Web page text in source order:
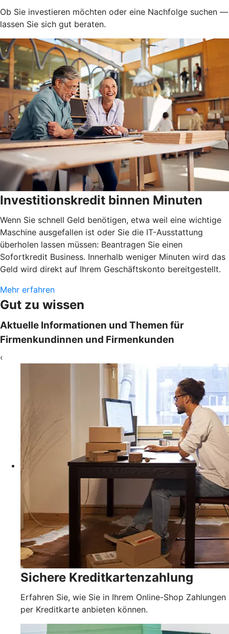
Ob Sie investieren möchten oder eine Nachfolge suchen —
lassen Sie sich gut beraten.
Investitionskredit binnen Minuten
Wenn Sie schnell Geld benötigen, etwa weil eine wichtige
Maschine ausgefallen ist oder Sie die IT-Ausstattung
überholen lassen müssen: Beantragen Sie einen
Sofortkredit Business. Innerhalb weniger Minuten wird das
Geld wird direkt auf Ihrem Geschäftskonto bereitgestellt.
Mehr erfahren
Gut zu wissen
Aktuelle Informationen und Themen für
Firmenkundinnen und Firmenkunden
‹
Sichere Kreditkartenzahlung
Erfahren Sie, wie Sie in Ihrem Online-Shop Zahlungen
per Kreditkarte anbieten können.